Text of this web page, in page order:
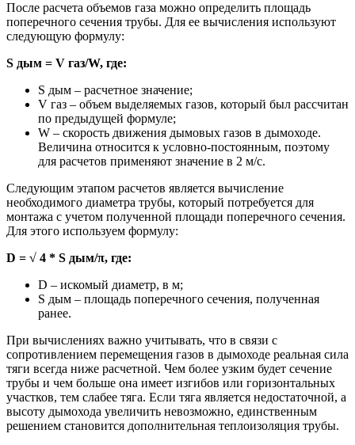
После расчета объемов газа можно определить площадь
поперечного сечения трубы. Для ее вычисления используют
следующую формулу:
S дым = V газ/W, где:
S дым – расчетное значение;
V газ – объем выделяемых газов, который был рассчитан
по предыдущей формуле;
W – скорость движения дымовых газов в дымоходе.
Величина относится к условно-постоянным, поэтому
для расчетов применяют значение в 2 м/с.
Следующим этапом расчетов является вычисление
необходимого диаметра трубы, который потребуется для
монтажа с учетом полученной площади поперечного сечения.
Для этого используем формулу:
D = √ 4 * S дым/π, где:
D – искомый диаметр, в м;
S дым – площадь поперечного сечения, полученная
ранее.
При вычислениях важно учитывать, что в связи с
сопротивлением перемещения газов в дымоходе реальная сила
тяги всегда ниже расчетной. Чем более узким будет сечение
трубы и чем больше она имеет изгибов или горизонтальных
участков, тем слабее тяга. Если тяга является недостаточной, а
высоту дымохода увеличить невозможно, единственным
решением становится дополнительная теплоизоляция трубы.